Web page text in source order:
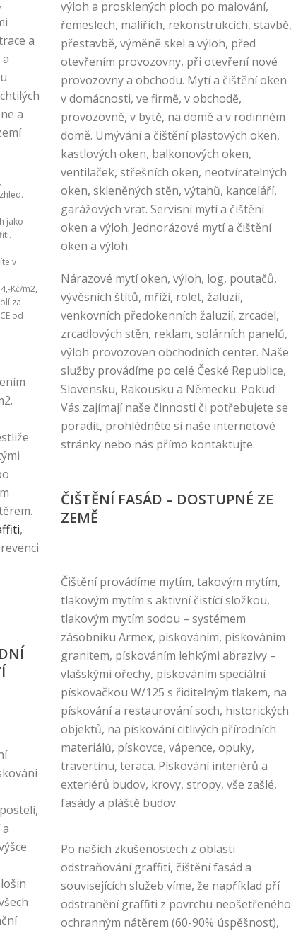
a
a
jako
v
Kč/m2,
za
od
,
výloh a prosklených ploch po malování,
řemeslech, malířích, rekonstrukcích, stavbě,
přestavbě, výměně skel a výloh, před
otevřením provozovny, při otevření nové
provozovny a obchodu. Mytí a čištění oken
v domácnosti, ve firmě, v obchodě,
provozovně, v bytě, na domě a v rodinném
domě. Umývání a čištění plastových oken,
kastlových oken, balkonových oken,
ventilaček, střešních oken, neotvíratelných
oken, skleněných stěn, výtahů, kanceláří,
garážových vrat. Servisní mytí a čištění
oken a výloh. Jednorázové mytí a čištění
oken a výloh.
Nárazové mytí oken, výloh, log, poutačů,
vývěsních štítů, mříží, rolet, žaluzií,
venkovních předokenních žaluzií, zrcadel,
zrcadlových stěn, reklam, solárních panelů,
výloh provozoven obchodních center. Naše
služby provádíme po celé České Republice,
Slovensku, Rakousku a Německu. Pokud
Vás zajímají naše činnosti či potřebujete se
poradit, prohlédněte si naše internetové
stránky nebo nás přímo kontaktujte.
ČIŠTĚNÍ FASÁD – DOSTUPNÉ ZE
ZEMĚ
Čištění provádíme mytím, takovým mytím,
tlakovým mytím s aktivní čistící složkou,
tlakovým mytím sodou – systémem
zásobníku Armex, pískováním, pískováním
granitem, pískováním lehkými abrazivy –
vlašskými ořechy, pískováním speciální
pískovačkou W/125 s řiditelným tlakem, na
pískování a restaurování soch, historických
objektů, na pískování citlivých přírodních
materiálů, pískovce, vápence, opuky,
travertinu, teraca. Pískování interiérů a
exteriérů budov, krovy, stropy, vše zašlé,
fasády a pláště budov.
Po našich zkušenostech z oblasti
odstraňování graffiti, čištění fasád a
souvisejících služeb víme, že například pří
odstranění graffiti z povrchu neošetřeného
ochranným nátěrem (60-90% úspěšnost),